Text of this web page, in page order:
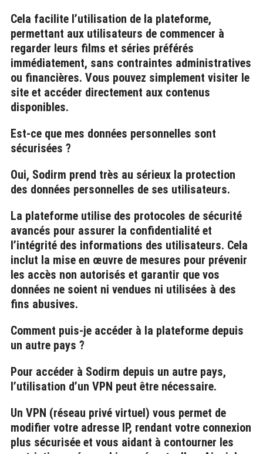
Cela facilite l’utilisation de la plateforme,
permettant aux utilisateurs de commencer à
regarder leurs films et séries préférés
immédiatement, sans contraintes administratives
ou financières. Vous pouvez simplement visiter le
site et accéder directement aux contenus
disponibles.
Est-ce que mes données personnelles sont
sécurisées ?
Oui, Sodirm prend très au sérieux la protection
des données personnelles de ses utilisateurs.
La plateforme utilise des protocoles de sécurité
avancés pour assurer la confidentialité et
l’intégrité des informations des utilisateurs. Cela
inclut la mise en œuvre de mesures pour prévenir
les accès non autorisés et garantir que vos
données ne soient ni vendues ni utilisées à des
fins abusives.
Comment puis-je accéder à la plateforme depuis
un autre pays ?
Pour accéder à Sodirm depuis un autre pays,
l’utilisation d’un VPN peut être nécessaire.
Un VPN (réseau privé virtuel) vous permet de
modifier votre adresse IP, rendant votre connexion
plus sécurisée et vous aidant à contourner les